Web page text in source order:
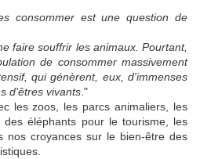
consommer est une question de
faire souffrir les animaux. Pourtant,
de consommer massivement
qui génèrent, eux, d'immenses
d'êtres vivants ."
les zoos, les parcs animaliers, les
des éléphants pour le tourisme, les
nos croyances sur le bien-être des